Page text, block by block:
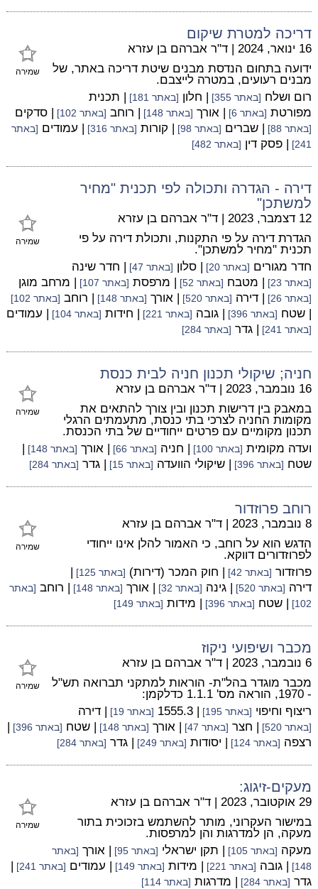
דריכה למטרת שיקום
שמירה
16 ינואר, 2024 | ד"ר אברהם בן עזרא
ידועה בתחום הנדסת מבנים שיטת דריכה באתר, של
מבנים רעועים, במטרה לייצבם.
רום ושלח [באתר 355] | חלון [באתר 181]
| תכנית
מפורטת [באתר 6] | אורך [באתר 148] | רוחב [באתר 102] | סדקים
[באתר 88] | שברים [באתר 98] | קורות [באתר 316] | עמודים [באתר
241]
| פסק דין [באתר 482]
דירה - הגדרה ותכולה לפי תכנית "מחיר
למשתכן"
שמירה
12 דצמבר, 2023 | ד"ר אברהם בן עזרא
הגדרת דירה על פי התקנות, ותכולת דירה על פי
תכנית "מחיר למשתכן".
חדר מגורים [באתר 20] | סלון [באתר 47] | חדר שינה
[באתר 23] | מטבח [באתר 52] | מרפסת [באתר 107] | מרחב מוגן
[באתר 26] | דירה [באתר 520] | אורך [באתר 148] | רוחב [באתר 102]
| שטח [באתר 396] | גובה [באתר 221] | חידות [באתר 104] | עמודים
[באתר 241] | גדר [באתר 284]
חניה; שיקולי תכנון חניה לבית כנסת
שמירה
16 נובמבר, 2023 | ד"ר אברהם בן עזרא
במאבק בין דרישות תכנון ובין צורך להתאים את
מקומות החניה לצרכי בתי כנסת, מתעמתים הרגלי
תכנון מקומיים עם פרטים ייחודיים של בתי הכנסת.
ועדה מקומית [באתר 100] | חניה [באתר 66] | אורך [באתר 148]
|
שטח [באתר 396] | שיקולי הוועדה [באתר 15] | גדר [באתר 284]
רוחב פרוזדור
שמירה
8 נובמבר, 2023 | ד"ר אברהם בן עזרא
הדגש הוא על רוחב, כי האמור להלן אינו ייחודי
לפרוזדורים דווקא.
פרוזדור [באתר 42] | חוק המכר (דירות) [באתר 125]
|
דירה [באתר 520] | גינה [באתר 32] | אורך [באתר 148] | רוחב [באתר
102]
| שטח [באתר 396] | מידות [באתר 149]
מכבר ושיפועי ניקוז
שמירה
6 נובמבר, 2023 | ד"ר אברהם בן עזרא
מכבר מוגדר בהל"ת- הוראות למתקני תברואה תש"ל
- 1970, הוראה מס' 1.1.1 כדלקמן:
ריצוף וחיפוי [באתר 195] | 1555.3 [באתר 19] | דירה
[באתר 520] | חצר [באתר 47] | אורך [באתר 148] | שטח [באתר 396]
|
רצפה [באתר 124] | יסודות [באתר 249] | גדר [באתר 284]
מעקים-זיגוג:
שמירה
29 אוקטובר, 2023 | ד"ר אברהם בן עזרא
במישור העקרוני, מותר להשתמש בזכוכית בתור
מעקה, הן למדרגות והן למרפסות.
מעקה [באתר 105] | תקן ישראלי [באתר 95] | אורך [באתר
148]
| גובה [באתר 221] | מידות [באתר 149] | עמודים [באתר 241]
|
גדר [באתר 284] | מדרגות [באתר 114]